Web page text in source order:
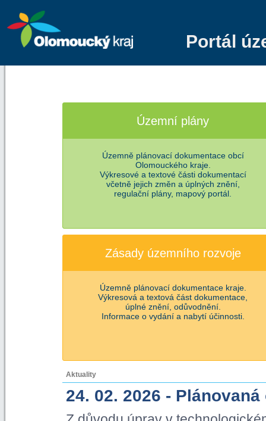
Portál
Územní plány
Územně plánovací dokumentace obcí
Olomouckého kraje.
Výkresové a textové části dokumentací
včetně jejich změn a úplných znění,
regulační plány, mapový portál.
Zásady územního rozvoje
Územně plánovací dokumentace kraje.
Výkresová a textová část dokumentace,
úplné znění, odůvodnění.
Informace o vydání a nabytí účinnosti.
Aktuality
24. 02. 2026 -